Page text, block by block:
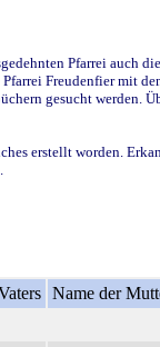
Pfarrei auch
Freudenfier mit
gesucht werden.
erstellt worden.
Name der